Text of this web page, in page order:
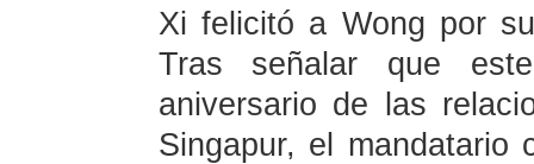
Xi felicitó a Wong por
Tras señalar que
aniversario de las
Singapur, el mandatario